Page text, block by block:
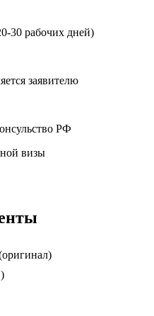
30 рабочих дней)
заявителю
РФ
визы